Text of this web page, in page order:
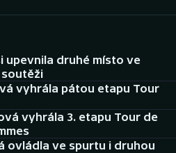
upevnila druhé místo ve
vyhrála pátou etapu Tour
vyhrála 3. etapu Tour de
ovládla ve spurtu i druhou